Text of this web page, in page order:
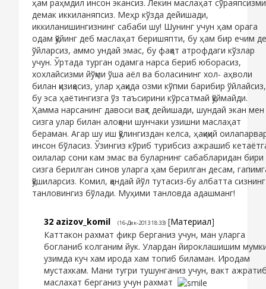
ҳам раҳмдил инсон экансиз. Лекин маслаҳат
демак иккиланяпсиз. Меҳр кўзда дейишади,
иккиланишингизнинг сабаби шу! Шунинг учун ҳам орага
одам қўйинг деб маслаҳат беришяпти, бу ҳам бир ечим
ўйларсиз, аммо ундай эмас, бу фақат атрофдаги кўзлар
учун. Ўртада турган одамга нарса бериб юборасиз,
хохлайсизми йўқми ўша аёл ва боласининг хол- аҳволи
билан қизиқасиз, улар ҳақида озми кўпми барибир ўйлайсиз,
бу эса ҳаётингизга ўз таъсирини кўрсатмай қўймайди.
Ҳамма нарсанинг давоси вақт дейишади, шундай экан мен
сизга улар билан алоқани шунчаки узишни маслаҳат
бераман. Агар шу иш қўлингиздан келса, ҳақиқий
инсон бўласиз. Ўзингиз кўриб турибсиз ажрашиб
оилалар сони кам эмас ва буларнинг сабабларидан бири
сизга берилган синов уларга ҳам берилган десам,
қўшиларсиз. Комил, қандай йўл тутасиз-бу албатта сизнинг
танловингиз бўлади. Муҳими танловда адашманг!
32 azizov_komil (16-Дек-2013 18:33) [Материал]
Каттакон рахмат фикр берганиз учун, ман уларга
богланиб колганим йук. Улардан йироклашишим
узимда куч хам ирода хам топиб биламан. Иродам
мустахкам. Мани тугри тушунганиз учун, вакт
маслахат берганиз учун рахмат